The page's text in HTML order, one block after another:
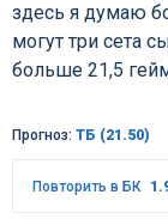
здесь я думаю
могут три сета
больше 21,5
Прогноз: ТБ (21.50)
Повторить в БК